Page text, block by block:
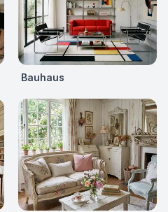
Bauhaus